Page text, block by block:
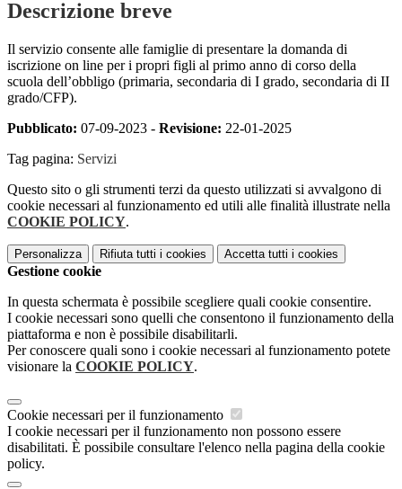
Descrizione breve
Il servizio consente alle famiglie di presentare la domanda di
iscrizione on line per i propri figli al primo anno di corso della
scuola dell’obbligo (primaria, secondaria di I grado, secondaria di II
grado/CFP).
Pubblicato: 07-09-2023 - Revisione: 22-01-2025
Tag pagina: Servizi
Questo sito o gli strumenti terzi da questo utilizzati si avvalgono di
cookie necessari al funzionamento ed utili alle finalità illustrate nella
COOKIE POLICY.
Personalizza Rifiuta tutti i cookies Accetta tutti i cookies
Gestione cookie
In questa schermata è possibile scegliere quali cookie consentire.
I cookie necessari sono quelli che consentono il funzionamento della
piattaforma e non è possibile disabilitarli.
Per conoscere quali sono i cookie necessari al funzionamento potete
visionare la COOKIE POLICY.
Cookie necessari per il funzionamento
I cookie necessari per il funzionamento non possono essere
disabilitati. È possibile consultare l'elenco nella pagina della cookie
policy.